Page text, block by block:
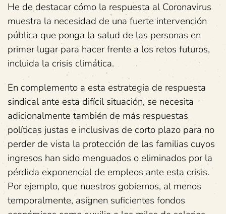
He de destacar cómo la respuesta al Coronavirus
muestra la necesidad de una fuerte intervención
pública que ponga la salud de las personas en
primer lugar para hacer frente a los retos futuros,
incluida la crisis climática.
En complemento a esta estrategia de respuesta
sindical ante esta difícil situación, se necesita
adicionalmente también de más respuestas
políticas justas e inclusivas de corto plazo para no
perder de vista la protección de las familias cuyos
ingresos han sido menguados o eliminados por la
pérdida exponencial de empleos ante esta crisis.
Por ejemplo, que nuestros gobiernos, al menos
temporalmente, asignen suficientes fondos